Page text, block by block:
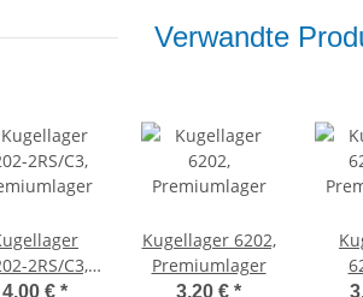
Verwandte
2RS/C3,
4,00 € *
Kugellager 6202,
Premiumlager
3,20 € *